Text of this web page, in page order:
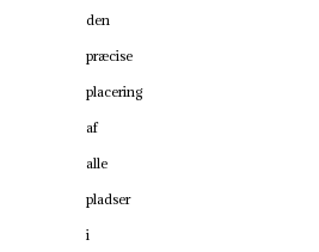
den
præcise
placering
af
alle
pladser
i